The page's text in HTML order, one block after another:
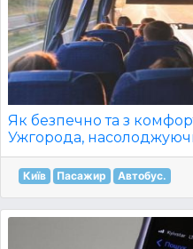
Як безпечно та з
Ужгорода,
Київ Пасажир Автобус.